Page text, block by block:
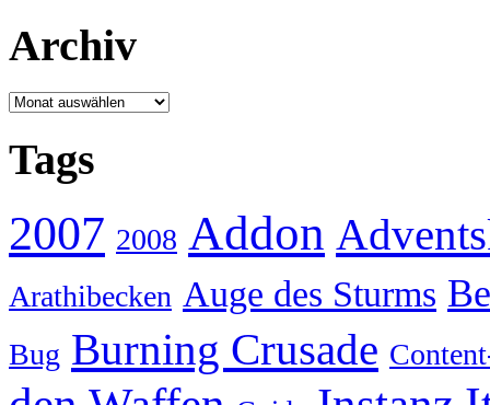
Archiv
Archiv
Tags
2007 2008 Addon
Arathibecken Auge des Sturms
Bug Burning Crusade